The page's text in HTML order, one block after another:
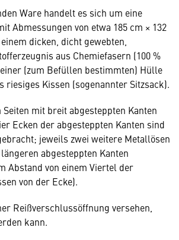
Ware handelt es sich um eine
Abmessungen von etwa 185 cm × 132
dicken, dicht gewebten,
aus Chemiefasern (100 %
(zum Befüllen bestimmten) Hülle
riesiges Kissen (sogenannter Sitzsack).
Seiten mit breit abgesteppten Kanten
Ecken der abgesteppten Kanten sind
jeweils zwei weitere Metallösen
abgesteppten Kanten
Abstand von einem Viertel der
von der Ecke).
Reißverschlussöffnung versehen,
kann.